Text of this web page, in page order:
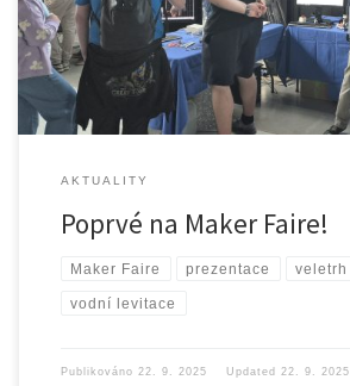
AKTUALITY
Poprvé na Maker Faire!
Maker Faire prezentace veletrh
vodní levitace
Publikováno 22. 9. 2025 Updated 22. 9. 2025